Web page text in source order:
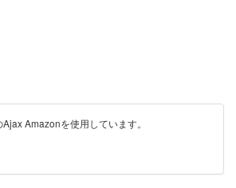
Amazonを使用しています。